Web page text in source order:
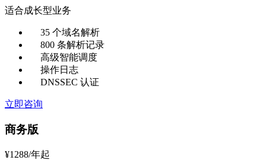
适合成长型业务
35 个域名解析
800 条解析记录
高级智能调度
操作日志
DNSSEC 认证
立即咨询
商务版
¥1288/年起